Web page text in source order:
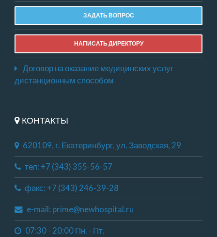
ЗАДАТЬ ВОПРОС
НАПИСАТЬ ДИРЕКТОРУ
Договор на оказание медицинских услуг
дистанционным способом
КОНТАКТЫ
620109, г. Екатеринбург, ул. Заводская, 29
тел: +7 (343) 355-56-57
факс: +7 (343) 246-39-28
e-mail: prime@newhospital.ru
07:30 - 20:00 Пн. - Пт.